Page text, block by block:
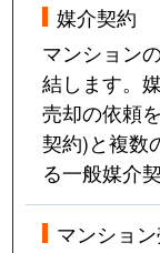
媒介契約
マンション
結します。
売却の依頼
契約)と複数
る一般媒介
マンショ